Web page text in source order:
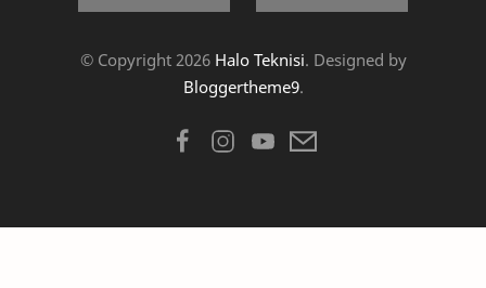
© Copyright 2026 Halo Teknisi. Designed by
Bloggertheme9.